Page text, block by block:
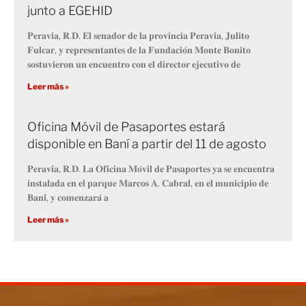
junto a EGEHID
𝐏𝐞𝐫𝐚𝐯𝐢𝐚, 𝐑.𝐃. 𝐄𝐥 𝐬𝐞𝐧𝐚𝐝𝐨𝐫 𝐝𝐞 𝐥𝐚 𝐩𝐫𝐨𝐯𝐢𝐧𝐜𝐢𝐚 𝐏𝐞𝐫𝐚𝐯𝐢𝐚, 𝐉𝐮𝐥𝐢𝐭𝐨
𝐅𝐮𝐥𝐜𝐚𝐫, 𝐲 𝐫𝐞𝐩𝐫𝐞𝐬𝐞𝐧𝐭𝐚𝐧𝐭𝐞𝐬 𝐝𝐞 𝐥𝐚 𝐅𝐮𝐧𝐝𝐚𝐜𝐢𝐨́𝐧 𝐌𝐨𝐧𝐭𝐞 𝐁𝐨𝐧𝐢𝐭𝐨
𝐬𝐨𝐬𝐭𝐮𝐯𝐢𝐞𝐫𝐨𝐧 𝐮𝐧 𝐞𝐧𝐜𝐮𝐞𝐧𝐭𝐫𝐨 𝐜𝐨𝐧 𝐞𝐥 𝐝𝐢𝐫𝐞𝐜𝐭𝐨𝐫 𝐞𝐣𝐞𝐜𝐮𝐭𝐢𝐯𝐨 𝐝𝐞
Leer más »
Oficina Móvil de Pasaportes estará
disponible en Baní a partir del 11 de agosto
𝐏𝐞𝐫𝐚𝐯𝐢𝐚, 𝐑.𝐃. 𝐋𝐚 𝐎𝐟𝐢𝐜𝐢𝐧𝐚 𝐌𝐨́𝐯𝐢𝐥 𝐝𝐞 𝐏𝐚𝐬𝐚𝐩𝐨𝐫𝐭𝐞𝐬 𝐲𝐚 𝐬𝐞 𝐞𝐧𝐜𝐮𝐞𝐧𝐭𝐫𝐚
𝐢𝐧𝐬𝐭𝐚𝐥𝐚𝐝𝐚 𝐞𝐧 𝐞𝐥 𝐩𝐚𝐫𝐪𝐮𝐞 𝐌𝐚𝐫𝐜𝐨𝐬 𝐀. 𝐂𝐚𝐛𝐫𝐚𝐥, 𝐞𝐧 𝐞𝐥 𝐦𝐮𝐧𝐢𝐜𝐢𝐩𝐢𝐨 𝐝𝐞
𝐁𝐚𝐧𝐢́, 𝐲 𝐜𝐨𝐦𝐞𝐧𝐳𝐚𝐫𝐚́ 𝐚
Leer más »